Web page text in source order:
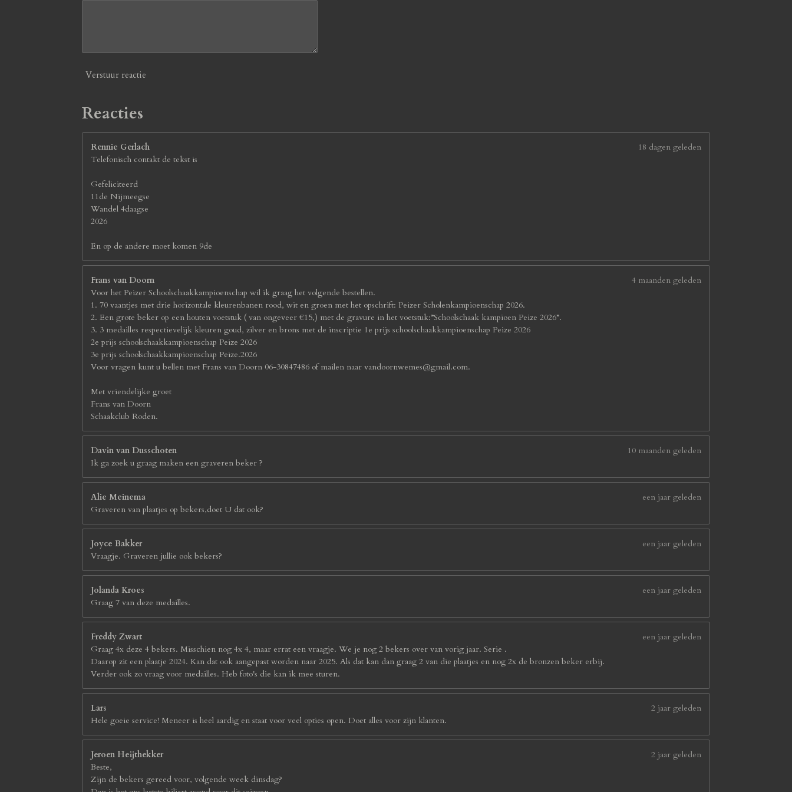
9
7
Verstuur reactie
Reacties
Rennie Gerlach
18 dagen geleden
Telefonisch contakt de tekst is
Gefeliciteerd
11de Nijmeegse
Wandel 4daagse
2026
En op de andere moet komen 9de
Frans van Doorn
4 maanden geleden
Voor het Peizer Schoolschaakkampioenschap wil ik graag het volgende bestellen.
1. 70 vaantjes met drie horizontale kleurenbanen rood, wit en groen met het opschrift: Peizer Scholenkampioenschap 2026.
2. Een grote beker op een houten voetstuk ( van ongeveer €15,) met de gravure in het voetstuk:”Schoolschaak kampioen Peize 2026”.
3. 3 medailles respectievelijk kleuren goud, zilver en brons met de inscriptie 1e prijs schoolschaakkampioenschap Peize 2026
2e prijs schoolschaakkampioenschap Peize 2026
3e prijs schoolschaakkampioenschap Peize.2026
Voor vragen kunt u bellen met Frans van Doorn 06-30847486 of mailen naar vandoornwemes@gmail.com.
Met vriendelijke groet
Frans van Doorn
Schaakclub Roden.
Davin van Dusschoten
10 maanden geleden
Ik ga zoek u graag maken een graveren beker ?
Alie Meinema
een jaar geleden
Graveren van plaatjes op bekers,doet U dat ook?
Joyce Bakker
een jaar geleden
Vraagje. Graveren jullie ook bekers?
Jolanda Kroes
een jaar geleden
Graag 7 van deze medailles.
Freddy Zwart
een jaar geleden
Graag 4x deze 4 bekers. Misschien nog 4x 4, maar errat een vraagje. We je nog 2 bekers over van vorig jaar. Serie .
Daarop zit een plaatje 2024. Kan dat ook aangepast worden naar 2025. Als dat kan dan graag 2 van die plaatjes en nog 2x de bronzen beker erbij.
Verder ook zo vraag voor medailles. Heb foto's die kan ik mee sturen.
Lars
2 jaar geleden
Hele goeie service! Meneer is heel aardig en staat voor veel opties open. Doet alles voor zijn klanten.
Jeroen Heijthekker
2 jaar geleden
Beste,
Zijn de bekers gereed voor, volgende week dinsdag?